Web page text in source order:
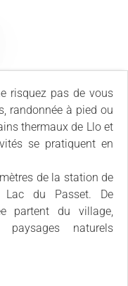
risquez pas de vous
randonnée à pied ou
thermaux de Llo et
se pratiquent en
de la station de
Lac du Passet. De
partent du village,
naturels